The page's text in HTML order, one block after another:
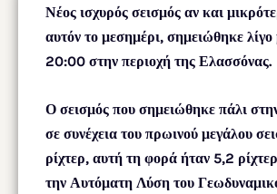
Νέος ισχυρός σεισμός αν και
αυτόν το μεσημέρι, σημειώθηκε λίγο
20:00 στην περιοχή της Ελασσόνας.
Ο σεισμός που σημειώθηκε πάλι
σε συνέχεια του πρωινού μεγάλου
ρίχτερ, αυτή τη φορά ήταν 5,2
την Αυτόματη Λύση του